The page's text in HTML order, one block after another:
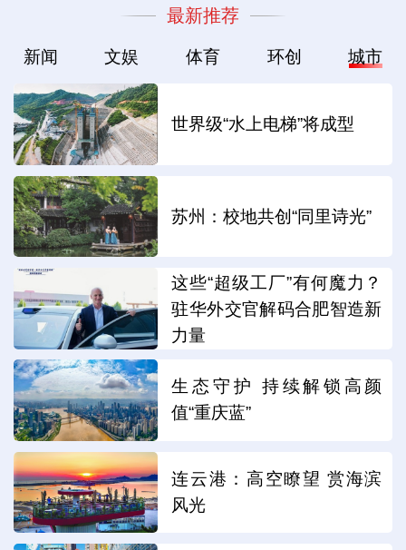
最新推荐
新闻 文娱 体育 环创 城市
世界级“水上电梯”将成型
苏州：校地共创“同里诗光”
这些“超级工厂”有何魔力？
驻华外交官解码合肥智造新
力量
生态守护 持续解锁高颜
值“重庆蓝”
连云港：高空瞭望 赏海滨
风光